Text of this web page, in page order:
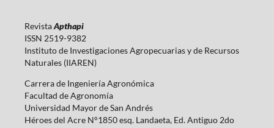
RevistaApthapi
ISSN 2519-9382
Instituto de Investigaciones Agropecuarias y de Recursos
Naturales (IIAREN)
Carrera de Ingeniería Agronómica
Facultad de Agronomía
Universidad Mayor de San Andrés
Héroes del Acre N°1850 esq. Landaeta, Ed. Antiguo 2do